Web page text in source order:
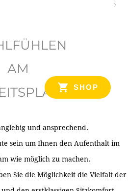
SHOP
AM
und ansprechend.
sein um Ihnen den Aufenthalt im
wie möglich zu machen.
Sie die Möglichkeit die Vielfalt der